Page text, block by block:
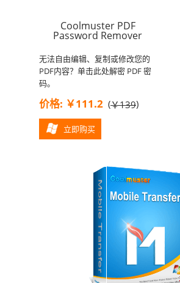
Coolmuster PDF
Password Remover
无法自由编辑、复制或修改您的
PDF内容？单击此处解密 PDF 密
码。
价格: ￥111.2 (￥139)
立即购买